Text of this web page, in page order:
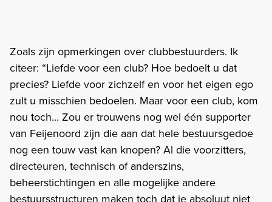
Zoals zijn opmerkingen over clubbestuurders. Ik
citeer: “Liefde voor een club? Hoe bedoelt u dat
precies? Liefde voor zichzelf en voor het eigen ego
zult u misschien bedoelen. Maar voor een club, kom
nou toch... Zou er trouwens nog wel één supporter
van Feijenoord zijn die aan dat hele bestuursgedoe
nog een touw vast kan knopen? Al die voorzitters,
directeuren, technisch of anderszins,
beheerstichtingen en alle mogelijke andere
bestuursstructuren maken toch dat je absoluut niet